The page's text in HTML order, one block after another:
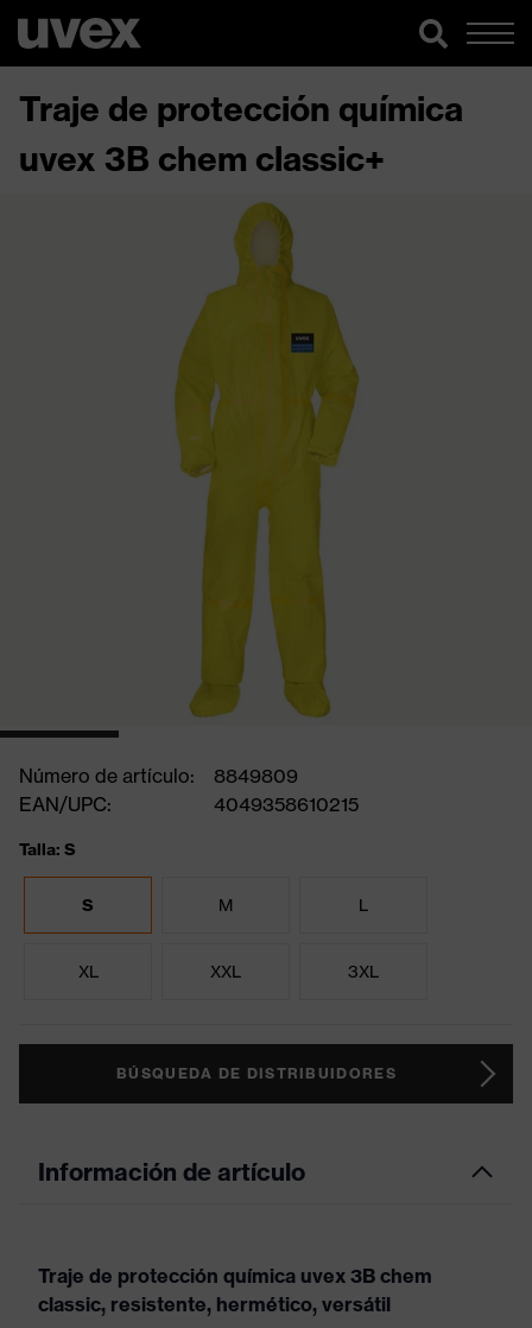
Traje de protección química
uvex 3B chem classic+
Número de artículo:
8849809
EAN/UPC:
4049358610215
Talla: S
S M L
XL XXL 3XL
BÚSQUEDA DE DISTRIBUIDORES
Información de artículo
Traje de protección química uvex 3B chem
classic, resistente, hermético, versátil